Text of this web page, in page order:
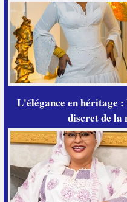
L'élégance en héritage
discret de la